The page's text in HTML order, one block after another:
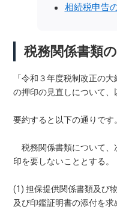
相続税申告
税務関係書類
「令和３年度税制改正の
の押印の見直しについて、
要約すると以下の通りです
税務関係書類について、
印を要しないこととする。
(1) 担保提供関係書類及び
及び印鑑証明書の添付を求